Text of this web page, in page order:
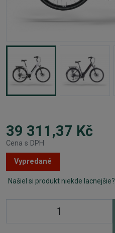
39 311,37 Kč
Cena s DPH
Vypredané
Našiel si produkt niekde lacnejšie?